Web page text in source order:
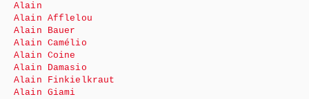
Alain
Alain Afflelou
Alain Bauer
Alain Camélio
Alain Coine
Alain Damasio
Alain Finkielkraut
Alain Giami